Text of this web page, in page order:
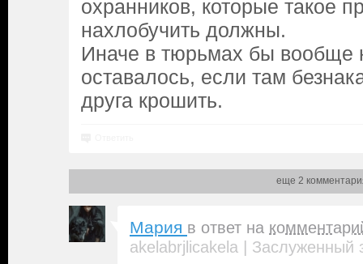
охранников, которые такое
нахлобучить должны.
Иначе в тюрьмах бы вообще
оставалось, если там
друга крошить.
еще 2
Мария в ответ на
akelabrjlicakela | Заслуженный